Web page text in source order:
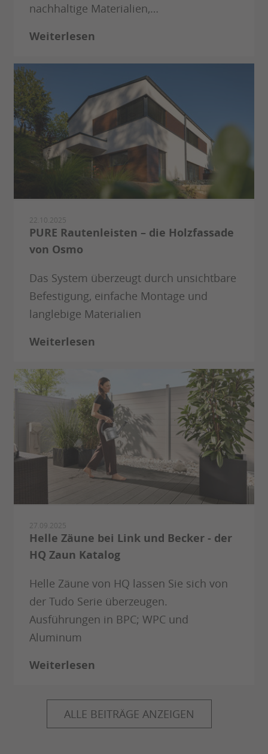
nachhaltige Materialien,…
Weiterlesen
22.10.2025
PURE Rautenleisten – die Holzfassade
von Osmo
Das System überzeugt durch unsichtbare
Befestigung, einfache Montage und
langlebige Materialien
Weiterlesen
27.09.2025
Helle Zäune bei Link und Becker - der
HQ Zaun Katalog
Helle Zäune von HQ lassen Sie sich von
der Tudo Serie überzeugen.
Ausführungen in BPC; WPC und
Aluminum
Weiterlesen
ALLE BEITRÄGE ANZEIGEN